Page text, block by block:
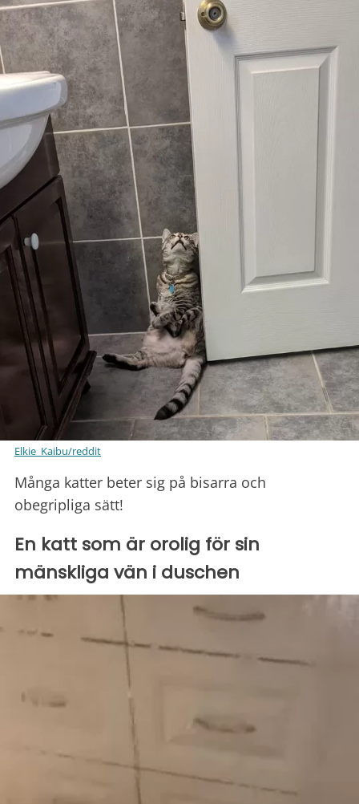
Elkie_Kaibu/reddit
Många katter beter sig på bisarra och
obegripliga sätt!
En katt som är orolig för sin
mänskliga vän i duschen